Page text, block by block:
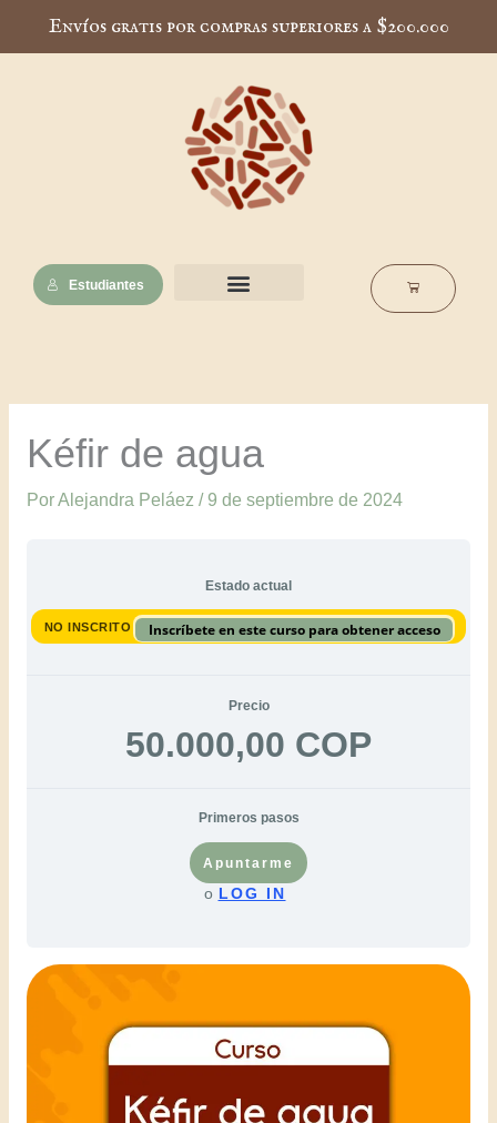
Envíos gratis por compras superiores a $200.000
Estudiantes Cart
Kéfir de agua
PorAlejandra Peláez / 9 de septiembre de 2024
Estado actual
NO INSCRITO Inscríbete en este curso para obtener acceso
Precio
50.000,00 COP
Primeros pasos
Apuntarme
o LOG IN